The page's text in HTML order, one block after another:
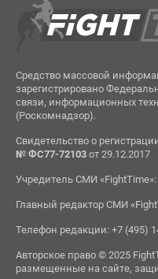
Средство массовой
зарегистрировано
связи, информационных
(Роскомнадзор).
Свидетельство о
№ ФС77-72103от 29.12.2017
Учредитель СМИ
Главный редактор СМИ
Телефон редакции: +7 (495)
Авторское право © 2025
размещенные на сайте,